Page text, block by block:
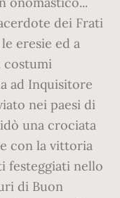
dei Frati
eresie ed a
costumi
ad Inquisitore
nei paesi di
una crociata
con la vittoria
festeggiati nello
di Buon